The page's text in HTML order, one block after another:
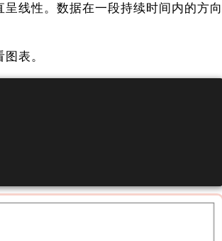
线性。数据在一段持续时间内的方向
表。